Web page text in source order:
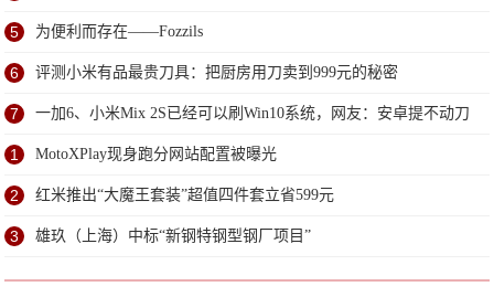
研
5 为便利而存在——Fozzils
6 评测小米有品最贵刀具：把厨房用刀卖到999元的秘密
7 一加6、小米Mix 2S已经可以刷Win10系统，网友：安卓提不动刀
了？
1 MotoXPlay现身跑分网站配置被曝光
2 红米推出“大魔王套装”超值四件套立省599元
3 雄玖（上海）中标“新钢特钢型钢厂项目”